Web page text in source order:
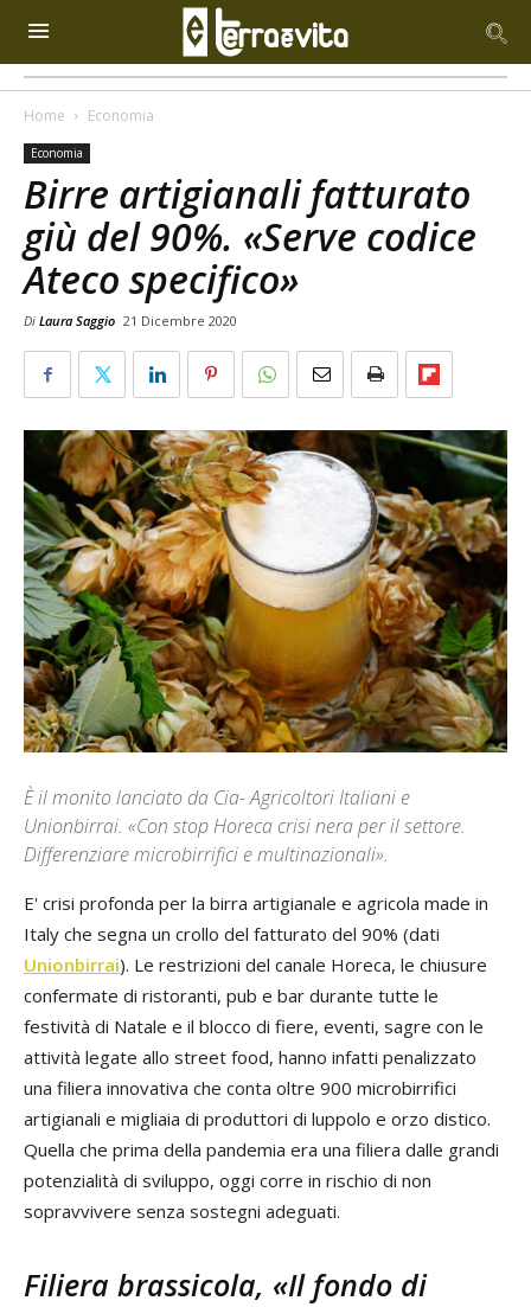
Home Economia
Economia
Birre artigianali fatturato
giù del 90%. «Serve codice
Ateco specifico»
Di Laura Saggio 21 Dicembre 2020
È il monito lanciato da Cia- Agricoltori Italiani e
Unionbirrai. «Con stop Horeca crisi nera per il settore.
Differenziare microbirrifici e multinazionali».
E' crisi profonda per la birra artigianale e agricola made in
Italy che segna un crollo del fatturato del 90% (dati
Unionbirrai). Le restrizioni del canale Horeca, le chiusure
confermate di ristoranti, pub e bar durante tutte le
festività di Natale e il blocco di fiere, eventi, sagre con le
attività legate allo street food, hanno infatti penalizzato
una filiera innovativa che conta oltre 900 microbirrifici
artigianali e migliaia di produttori di luppolo e orzo distico.
Quella che prima della pandemia era una filiera dalle grandi
potenzialità di sviluppo, oggi corre in rischio di non
sopravvivere senza sostegni adeguati.
Filiera brassicola, «Il fondo di